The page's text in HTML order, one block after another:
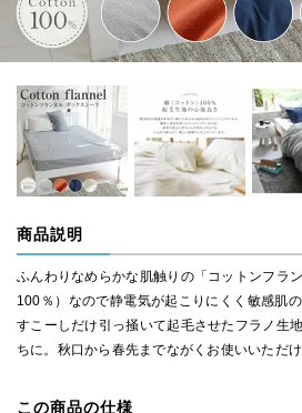
商品説明
ふんわりなめらかな肌触りの「コットンフラ
100％）なので静電気が起こりにくく敏感肌
すこーしだけ引っ掻いて起毛させたフラノ生
ちに。秋口から春先までながくお使いいただけ
この商品の仕様